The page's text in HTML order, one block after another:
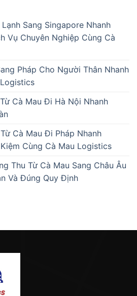
Sang Singapore Nhanh
Vụ Chuyên Nghiệp Cùng Cà
Pháp Cho Người Thân Nhanh
Cà Mau Đi Hà Nội Nhanh
Cà Mau Đi Pháp Nhanh
Cùng Cà Mau Logistics
Thu Từ Cà Mau Sang Châu Âu
Và Đúng Quy Định